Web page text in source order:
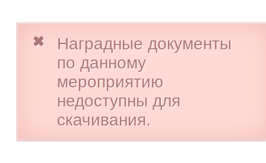
Наградные документы
по данному
мероприятию
недоступны для
скачивания.